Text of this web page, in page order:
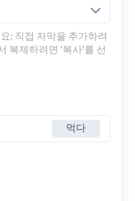
: 직접 자막을 추가하려
복제하려면 '복사'를 선
먹다